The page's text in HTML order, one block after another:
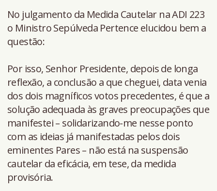
No julgamento da Medida Cautelar na ADI 223
o Ministro Sepúlveda Pertence elucidou bem a
questão:
Por isso, Senhor Presidente, depois de longa
reflexão, a conclusão a que cheguei, data venia
dos dois magníficos votos precedentes, é que a
solução adequada às graves preocupações que
manifestei – solidarizando-me nesse ponto
com as ideias já manifestadas pelos dois
eminentes Pares – não está na suspensão
cautelar da eficácia, em tese, da medida
provisória.